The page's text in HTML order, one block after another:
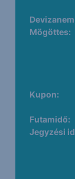
Mögöttes:
Kupon:
Futamidő:
Jegyzési